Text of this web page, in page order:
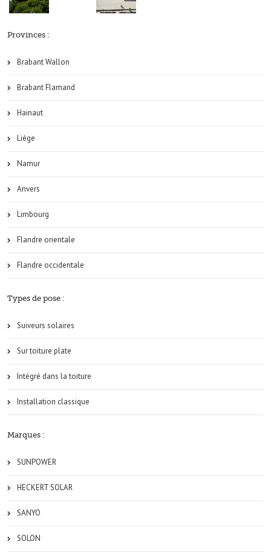
Provinces :
Brabant Wallon
Brabant Flamand
Hainaut
Liège
Namur
Anvers
Limbourg
Flandre orientale
Flandre occidentale
Types de pose :
Suiveurs solaires
Sur toiture plate
Intégré dans la toiture
Installation classique
Marques :
SUNPOWER
HECKERT SOLAR
SANYO
SOLON